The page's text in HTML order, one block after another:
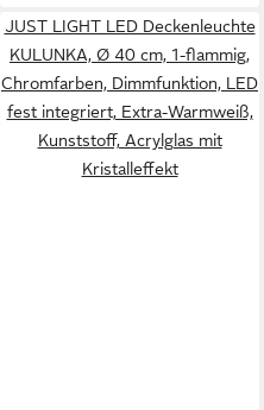
JUST LIGHT LED Deckenleuchte
KULUNKA, Ø 40 cm, 1-flammig,
Chromfarben, Dimmfunktion, LED
fest integriert, Extra-Warmweiß,
Kunststoff, Acrylglas mit
Kristalleffekt